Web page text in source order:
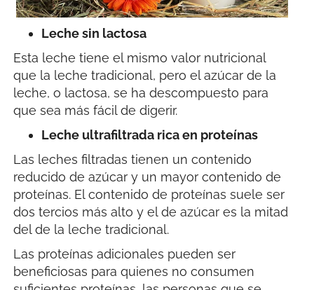
Leche sin lactosa
Esta leche tiene el mismo valor nutricional
que la leche tradicional, pero el azúcar de la
leche, o lactosa, se ha descompuesto para
que sea más fácil de digerir.
Leche ultrafiltrada rica en proteínas
Las leches filtradas tienen un contenido
reducido de azúcar y un mayor contenido de
proteínas. El contenido de proteínas suele ser
dos tercios más alto y el de azúcar es la mitad
del de la leche tradicional.
Las proteínas adicionales pueden ser
beneficiosas para quienes no consumen